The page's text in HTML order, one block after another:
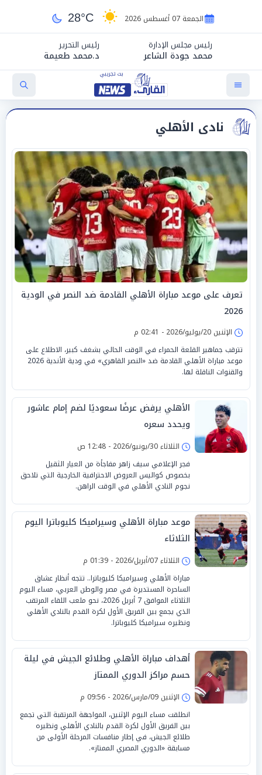
الجمعة 07 أغسطس 2026 28°C
رئيس مجلس الإدارة
محمد جودة الشاعر
رئيس التحرير
د.محمد طعيمة
نادى الأهلي
تعرف على موعد مباراة الأهلي القادمة ضد النصر في الودية
2026
الإثنين 20/يوليو/2026 - 02:41 م
تترقب جماهير القلعة الحمراء في الوقت الحالي بشغف كبير، الاطلاع على
موعد مباراة الأهلي القادمة ضد «النصر القاهري» في ودية الأندية 2026
والقنوات الناقلة لها.
الأهلي يرفض عرضًا سعوديًا لضم إمام عاشور
ويحدد سعره
الثلاثاء 30/يونيو/2026 - 12:48 ص
فجر الإعلامي سيف زاهر مفاجأة من العيار الثقيل
بخصوص كواليس العروض الاحترافية الخارجية التي تلاحق
نجوم النادي الأهلي في الوقت الراهن.
موعد مباراة الأهلي وسيراميكا كليوباترا اليوم
الثلاثاء
الثلاثاء 07/أبريل/2026 - 01:39 م
مباراة الأهلي وسيراميكا كليوباترا.. تتجه أنظار عشاق
الساحرة المستديرة في مصر والوطن العربي، مساء اليوم
الثلاثاء الموافق 7 أبريل 2026، نحو ملعب اللقاء المرتقب
الذي يجمع بين الفريق الأول لكرة القدم بالنادي الأهلي
ونظيره سيراميكا كليوباترا.
أهداف مباراة الأهلي وطلائع الجيش في ليلة
حسم مراكز الدوري الممتاز
الإثنين 09/مارس/2026 - 09:56 م
انطلقت مساء اليوم الإثنين، المواجهة المرتقبة التي تجمع
بين الفريق الأول لكرة القدم بالنادي الأهلي ونظيره
طلائع الجيش، في إطار منافسات المرحلة الأولى من
مسابقة «الدوري المصري الممتاز».